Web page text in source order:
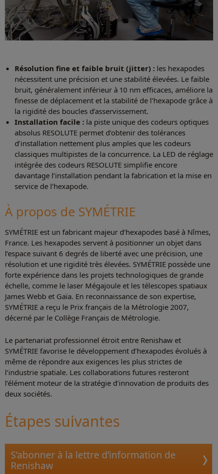
Résolution fine et faible bruit (jitter) : les hexapodes
nécessitent une précision et une stabilité élevées. Le faible
bruit, généralement inférieur à 10 nm efficaces, améliore la
finesse de déplacement et la stabilité de l’hexapode grâce à
la rigidité des boucles d’asservissement.
Installation facile : la piste unique des codeurs optiques
absolus RESOLUTE permet d’obtenir des tolérances
d’installation nettement plus amples que les codeurs
classiques multipistes de la concurrence. La LED de réglage
intégrée des codeurs RESOLUTE simplifie encore
davantage l’installation pendant la fabrication et la mise en
service de l’hexapode.
À propos de SYMÉTRIE
SYMÉTRIE est un fabricant majeur d’hexapodes basé à Nîmes,
France. Les hexapodes servent à positionner un objet dans
l’espace suivant 6 degrés de liberté avec une précision, une
résolution et une rigidité très élevées. SYMÉTRIE possède une
forte expérience dans les projets technologiques de grande
échelle, comme le laser Mégajoule et les télescopes spatiaux
James Webb et Gaïa. En reconnaissance de son expertise,
SYMÉTRIE a reçu le Prix français de la Métrologie 2007,
décerné par le Collège Français de Métrologie.
Le partenariat professionnel étroit entre Renishaw et
SYMÉTRIE favorise le développement d’hexapodes évolués à
même de répondre aux exigences les plus strictes de
l’industrie spatiale. Les collaborations futures resteront
l’élément moteur de la stratégie d’innovation de produits des
deux sociétés.
Étapes suivantes
S’abonner à la lettre d’information de
Renishaw